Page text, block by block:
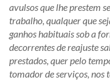
avulsos que lhe prestem
trabalho, qualquer que
ganhos habituais sob a
decorrentes de reajuste
prestados, quer pelo
tomador de serviços, nos